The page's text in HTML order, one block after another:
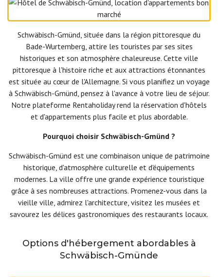
Schwäbisch-Gmünd, située dans la région pittoresque du
Bade-Wurtemberg, attire les touristes par ses sites
historiques et son atmosphère chaleureuse. Cette ville
pittoresque à l'histoire riche et aux attractions étonnantes
est située au cœur de l'Allemagne. Si vous planifiez un voyage
à Schwäbisch-Gmünd, pensez à l'avance à votre lieu de séjour.
Notre plateforme Rentaholiday rend la réservation d'hôtels
et d'appartements plus facile et plus abordable.
Pourquoi choisir Schwäbisch-Gmünd ?
Schwäbisch-Gmünd est une combinaison unique de patrimoine
historique, d'atmosphère culturelle et d'équipements
modernes. La ville offre une grande expérience touristique
grâce à ses nombreuses attractions. Promenez-vous dans la
vieille ville, admirez l'architecture, visitez les musées et
savourez les délices gastronomiques des restaurants locaux.
Options d'hébergement abordables à
Schwäbisch-Gmünde